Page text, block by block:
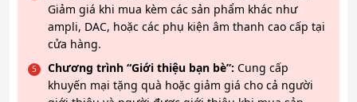
Giảm giá khi mua kèm các sản phẩm khác như
ampli, DAC, hoặc các phụ kiện âm thanh cao cấp tại
cửa hàng.
Chương trình “Giới thiệu bạn bè”: Cung cấp
khuyến mại tặng quà hoặc giảm giá cho cả người